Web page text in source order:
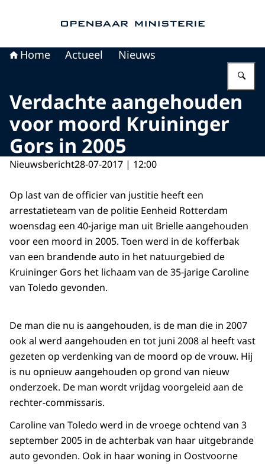
Home Actueel Nieuws
Verdachte aangehouden
voor moord Kruininger
Gors in 2005
Nieuwsbericht28-07-2017 | 12:00
Op last van de officier van justitie heeft een
arrestatieteam van de politie Eenheid Rotterdam
woensdag een 40-jarige man uit Brielle aangehouden
voor een moord in 2005. Toen werd in de kofferbak
van een brandende auto in het natuurgebied de
Kruininger Gors het lichaam van de 35-jarige Caroline
van Toledo gevonden.
De man die nu is aangehouden, is de man die in 2007
ook al werd aangehouden en tot juni 2008 al heeft vast
gezeten op verdenking van de moord op de vrouw. Hij
is nu opnieuw aangehouden op grond van nieuw
onderzoek. De man wordt vrijdag voorgeleid aan de
rechter-commissaris.
Caroline van Toledo werd in de vroege ochtend van 3
september 2005 in de achterbak van haar uitgebrande
auto gevonden. Ook in haar woning in Oostvoorne